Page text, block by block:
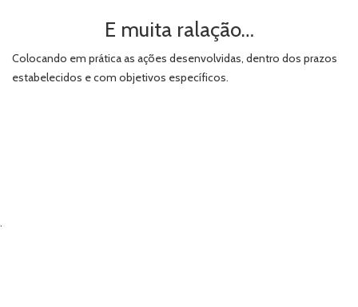
E muita ralação…
Colocando em prática as ações desenvolvidas, dentro dos prazos
estabelecidos e com objetivos específicos.
.